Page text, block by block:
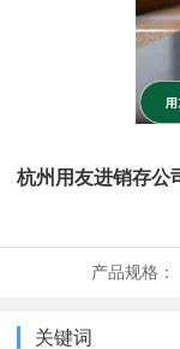
杭州用友进销存公
产品规格：
关键词